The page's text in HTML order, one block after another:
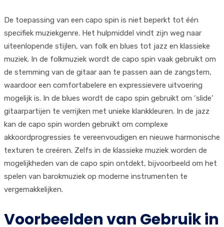
De toepassing van een capo spin is niet beperkt tot één
specifiek muziekgenre. Het hulpmiddel vindt zijn weg naar
uiteenlopende stijlen, van folk en blues tot jazz en klassieke
muziek. In de folkmuziek wordt de capo spin vaak gebruikt om
de stemming van de gitaar aan te passen aan de zangstem,
waardoor een comfortabelere en expressievere uitvoering
mogelijk is. In de blues wordt de capo spin gebruikt om ‘slide’
gitaarpartijen te verrijken met unieke klankkleuren. In de jazz
kan de capo spin worden gebruikt om complexe
akkoordprogressies te vereenvoudigen en nieuwe harmonische
texturen te creëren. Zelfs in de klassieke muziek worden de
mogelijkheden van de capo spin ontdekt, bijvoorbeeld om het
spelen van barokmuziek op moderne instrumenten te
vergemakkelijken.
Voorbeelden van Gebruik in